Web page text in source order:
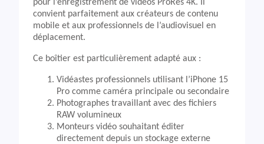
pour l’enregistrement de vidéos ProRes 4K. Il
convient parfaitement aux créateurs de contenu
mobile et aux professionnels de l’audiovisuel en
déplacement.
Ce boîtier est particulièrement adapté aux :
Vidéastes professionnels utilisant l’iPhone 15
Pro comme caméra principale ou secondaire
Photographes travaillant avec des fichiers
RAW volumineux
Monteurs vidéo souhaitant éditer
directement depuis un stockage externe